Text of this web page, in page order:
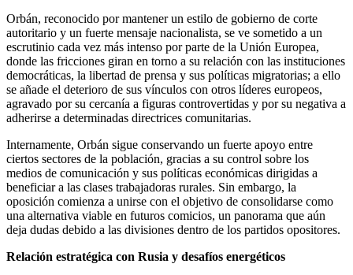
Orbán, reconocido por mantener un estilo de gobierno de corte
autoritario y un fuerte mensaje nacionalista, se ve sometido a un
escrutinio cada vez más intenso por parte de la Unión Europea,
donde las fricciones giran en torno a su relación con las instituciones
democráticas, la libertad de prensa y sus políticas migratorias; a ello
se añade el deterioro de sus vínculos con otros líderes europeos,
agravado por su cercanía a figuras controvertidas y por su negativa a
adherirse a determinadas directrices comunitarias.
Internamente, Orbán sigue conservando un fuerte apoyo entre
ciertos sectores de la población, gracias a su control sobre los
medios de comunicación y sus políticas económicas dirigidas a
beneficiar a las clases trabajadoras rurales. Sin embargo, la
oposición comienza a unirse con el objetivo de consolidarse como
una alternativa viable en futuros comicios, un panorama que aún
deja dudas debido a las divisiones dentro de los partidos opositores.
Relación estratégica con Rusia y desafíos energéticos